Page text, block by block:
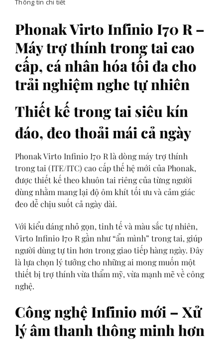
Phonak Virto Infinio I70 R –
Máy trợ thính trong tai cao
cấp, cá nhân hóa tối đa cho
trải nghiệm nghe tự nhiên
Thiết kế trong tai siêu kín
đáo, đeo thoải mái cả ngày
Phonak Virto Infinio I70 R là dòng máy trợ thính
trong tai (ITE/ITC) cao cấp thế hệ mới của Phonak,
được thiết kế theo khuôn tai riêng của từng người
dùng nhằm mang lại độ ôm khít tối ưu và cảm giác
đeo dễ chịu suốt cả ngày dài.
Với kiểu dáng nhỏ gọn, tinh tế và màu sắc tự nhiên,
Virto Infinio I70 R gần như “ẩn mình” trong tai, giúp
người dùng tự tin hơn trong giao tiếp hàng ngày. Đây
là lựa chọn lý tưởng cho những ai mong muốn một
thiết bị trợ thính vừa thẩm mỹ, vừa mạnh mẽ về công
nghệ.
Công nghệ Infinio mới – Xử
lý âm thanh thông minh hơn